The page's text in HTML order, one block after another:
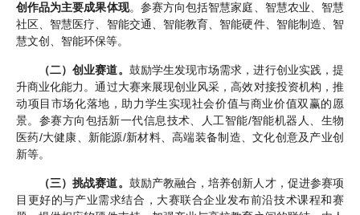
创作品为主要成果体现。参赛方向包括智慧家庭、智慧农业、智慧
社区、智慧医疗、智能交通、智能教育、智能硬件、智能制造、智
慧文创、智能环保等。
（二）创业赛道。 鼓励学生发现市场需求，进行创业实践，提
升商业化能力。通过大赛来展现创业风采，高效对接投资机构，推
动项目市场化落地，助力学生实现社会价值与商业价值双赢的愿
景。参赛方向包括新一代信息技术、人工智能/智能机器人、生物
医药/大健康、新能源/新材料、高端装备制造、文化创意及产业创
新等。
（三）挑战赛道。 鼓励产教融合，培养创新人才，促进参赛项
目更好的与产业需求结合，大赛联合企业发布前沿技术课程和赛